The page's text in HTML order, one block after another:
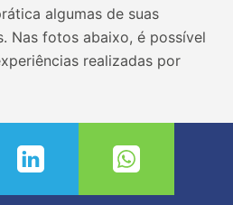
algumas de suas
Nas fotos abaixo, é possível
realizadas por